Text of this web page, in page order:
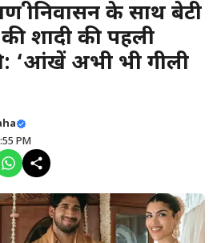
श्रीनिवासन के साथ बेटी
शादी की पहली
‘आंखें अभी भी गीली
PM